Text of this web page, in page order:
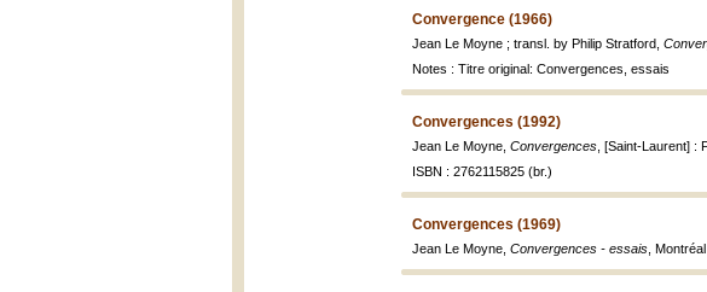
Convergence (1966)
Jean Le Moyne ; transl. by Philip Stratford,
Notes : Titre original: Convergences, essais
Convergences (1992)
Jean Le Moyne, Convergences , [Saint-Laurent] :
ISBN : 2762115825 (br.)
Convergences (1969)
Jean Le Moyne, Convergences - essais ,